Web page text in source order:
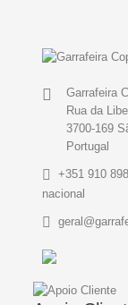
Garrafeira
Rua da
3700-169
Portugal
+351 910
nacional